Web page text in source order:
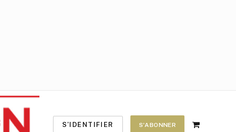
S'IDENTIFIER S'ABONNER
Shopping